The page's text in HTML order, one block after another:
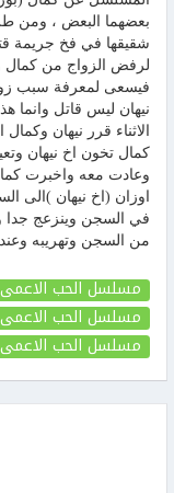
بعضهما البعض ، ومن
شقيقها في فخ جريمة
فيسعى لمعرفة سبب
نيهان ليس قاتل وانما
الاثناء قرر نيهان
كمال تخون اخ نيهان
وعادت معه واخبرت
اوزان (اخ نيهان )الى
في السجن وينزعج
من السجن وتهريبه
مسلسل الحب الاعمى 2 مدبلج الحلقة
مسلسل الحب الاعمى
مسلسل الحب الاعمى 2